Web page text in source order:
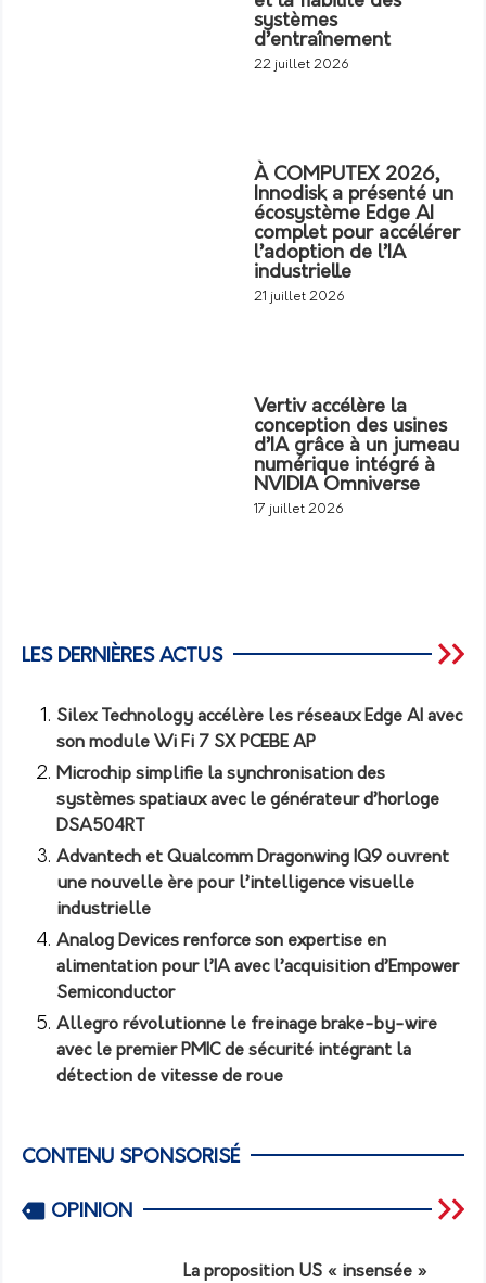
systèmes
d’entraînement
22 juillet 2026
À COMPUTEX 2026,
Innodisk a présenté un
écosystème Edge AI
complet pour accélérer
l’adoption de l’IA
industrielle
21 juillet 2026
Vertiv accélère la
conception des usines
d’IA grâce à un jumeau
numérique intégré à
NVIDIA Omniverse
17 juillet 2026
LES DERNIÈRES ACTUS
Silex Technology accélère les réseaux Edge AI avec
son module Wi Fi 7 SX PCEBE AP
Microchip simplifie la synchronisation des
systèmes spatiaux avec le générateur d’horloge
DSA504RT
Advantech et Qualcomm Dragonwing IQ9 ouvrent
une nouvelle ère pour l’intelligence visuelle
industrielle
Analog Devices renforce son expertise en
alimentation pour l’IA avec l’acquisition d’Empower
Semiconductor
Allegro révolutionne le freinage brake-by-wire
avec le premier PMIC de sécurité intégrant la
détection de vitesse de roue
CONTENU SPONSORISÉ
OPINION
La proposition US « insensée »